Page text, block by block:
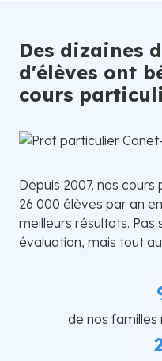
Des dizaines
d'élèves ont
cours
Depuis 2007, nos
26 000 élèves par an
meilleurs résultats.
évaluation, mais tout
de nos